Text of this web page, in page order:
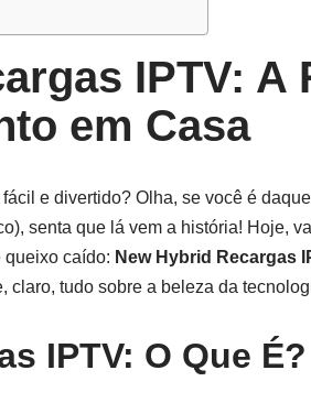
IPTV: A
em Casa
e divertido? Olha, se você é
senta que lá vem a história! Hoje,
queixo caído: New Hybrid Recargas
claro, tudo sobre a beleza da
IPTV: O Que É?